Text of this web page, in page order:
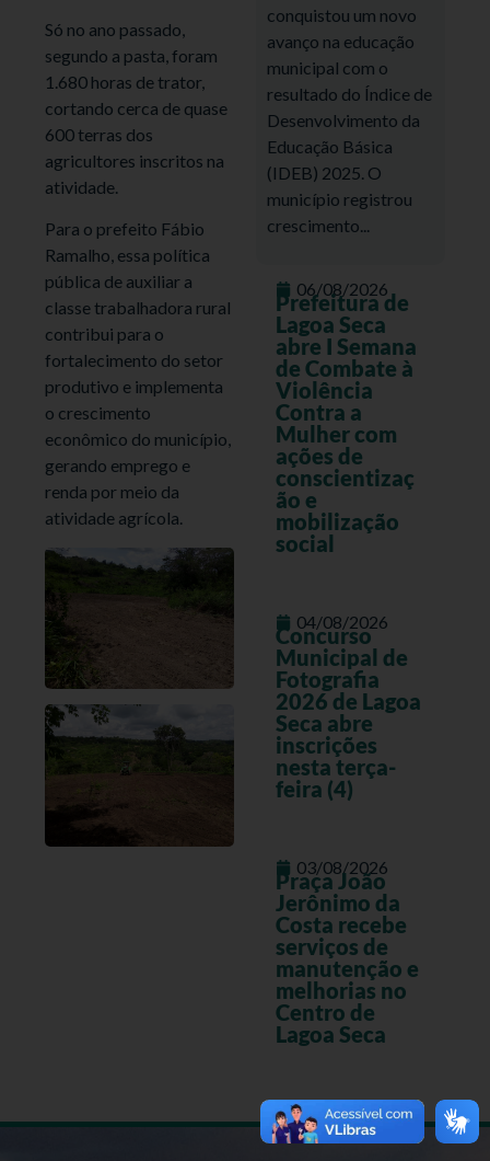
Só no ano passado,
segundo a pasta, foram
1.680 horas de trator,
cortando cerca de quase
600 terras dos
agricultores inscritos na
atividade.
Para o prefeito Fábio
Ramalho, essa política
pública de auxiliar a
classe trabalhadora rural
contribui para o
fortalecimento do setor
produtivo e implementa
o crescimento
econômico do município,
gerando emprego e
renda por meio da
atividade agrícola.
conquistou um novo
avanço na educação
municipal com o
resultado do Índice de
Desenvolvimento da
Educação Básica
(IDEB) 2025. O
município registrou
crescimento...
06/08/2026
Prefeitura de
Lagoa Seca
abre I Semana
de Combate à
Violência
Contra a
Mulher com
ações de
conscientizaç
ão e
mobilização
social
04/08/2026
Concurso
Municipal de
Fotografia
2026 de Lagoa
Seca abre
inscrições
nesta terça-
feira (4)
03/08/2026
Praça João
Jerônimo da
Costa recebe
serviços de
manutenção e
melhorias no
Centro de
Lagoa Seca